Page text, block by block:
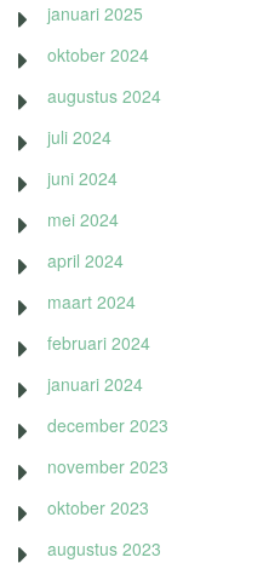
januari 2025
oktober 2024
augustus 2024
juli 2024
juni 2024
mei 2024
april 2024
maart 2024
februari 2024
januari 2024
december 2023
november 2023
oktober 2023
augustus 2023